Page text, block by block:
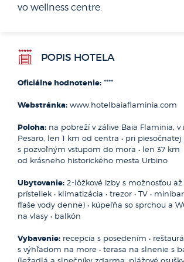
v strednom Taliansku. Leží tu starobylá
parmezán a balzamikového octu.
Urbino je rodiskom slávneho umelca
najedzte vo famóznej talianskej reštaurácii
Pesaro je krásne prímorské mesto v
Marche, známe svojou bohatou históriou,
a prírodnými krásami. Pesaro je skvelou
kultúrnych zážitkov a talianskej
ponúka všetko – od pokojného pobrežia až
históriu a kultúru, čím sa stáva atraktívnou
pre návštevníkov, ktorí chcú zažiť autentickú
Taliansko
Mirabilandia
JADRANSKÉ POBREŽIE
výlet
vo wellness centre.
POPIS HOTELA
Oficiálne hodnotenie: ****
Webstránka: www.hotelbaiaflaminia.com
Poloha: na pobreží v zálive Baia Flaminia, v
Pesaro, len 1 km od centra • pri piesočnatej
s pozvoľným vstupom do mora • len 37 km
od krásneho historického mesta Urbino
Ubytovanie: 2-lôžkové izby s možnosťou až
prísteliek • klimatizácia • trezor • TV •
fľaše vody denne) • kúpeľňa so sprchou a
na vlasy • balkón
Vybavenie: recepcia s posedením •
s výhľadom na more • terasa na slnenie s
(ležadlá a slnečníky zdarma, plážové